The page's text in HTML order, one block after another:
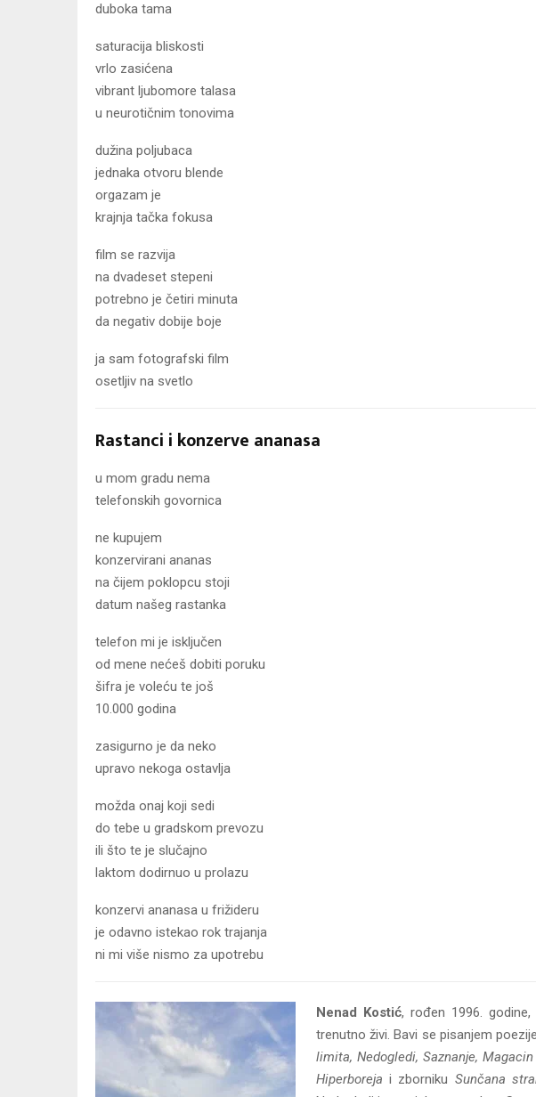
duboka tama
saturacija bliskosti
vrlo zasićena
vibrant ljubomore talasa
u neurotičnim tonovima
dužina poljubaca
jednaka otvoru blende
orgazam je
krajnja tačka fokusa
film se razvija
na dvadeset stepeni
potrebno je četiri minuta
da negativ dobije boje
ja sam fotografski film
osetljiv na svetlo
Rastanci i konzerve ananasa
u mom gradu nema
telefonskih govornica
ne kupujem
konzervirani ananas
na čijem poklopcu stoji
datum našeg rastanka
telefon mi je isključen
od mene nećeš dobiti poruku
šifra je voleću te još
10.000 godina
zasigurno je da neko
upravo nekoga ostavlja
možda onaj koji sedi
do tebe u gradskom prevozu
ili što te je slučajno
laktom dodirnuo u prolazu
konzervi ananasa u frižideru
je odavno istekao rok trajanja
ni mi više nismo za upotrebu
Nenad Kostić, rođen 1996.
trenutno živi. Bavi se pisanjem
limita, Nedogledi, Saznanje,
Hiperboreja i zborniku Sunčana